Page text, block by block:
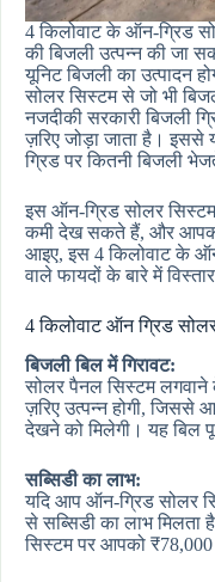
4 किलोवाट के ऑन-ग्रिड
की बिजली उत्पन्न की जा
यूनिट बिजली का उत्पादन
सोलर सिस्टम से जो भी
नजदीकी सरकारी बिजली
ज़रिए जोड़ा जाता है। इससे
ग्रिड पर कितनी बिजली
इस ऑन-ग्रिड सोलर
कमी देख सकते हैं, और आपको
आइए, इस 4 किलोवाट के
वाले फायदों के बारे में
4 किलोवाट ऑन ग्रिड
बिजली बिल में गिरावट:
सोलर पैनल सिस्टम लगवाने
ज़रिए उत्पन्न होगी, जिससे
देखने को मिलेगी। यह बिल
सब्सिडी का लाभ:
यदि आप ऑन-ग्रिड सोलर
से सब्सिडी का लाभ
सिस्टम पर आपको ₹78,000